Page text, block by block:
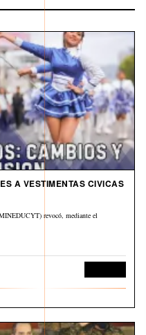
A VESTIMENTAS CIVICAS
revocó, mediante el